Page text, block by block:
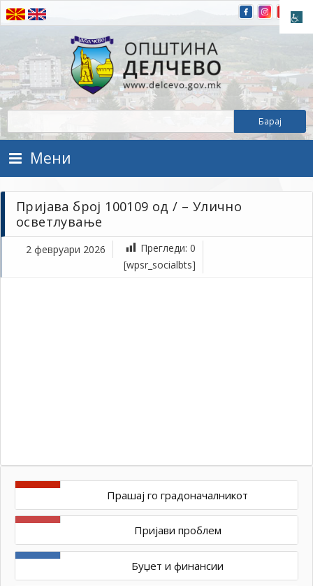
Прескокнете на содржината
Општина Делчево
Општина Делчево
Мени
Пријава број 100109 од / – Улично
осветлување
2 февруари 2026 Прегледи: 0
[wpsr_socialbts]
Прашај го градоначалникот
Пријави проблем
Буџет и финансии